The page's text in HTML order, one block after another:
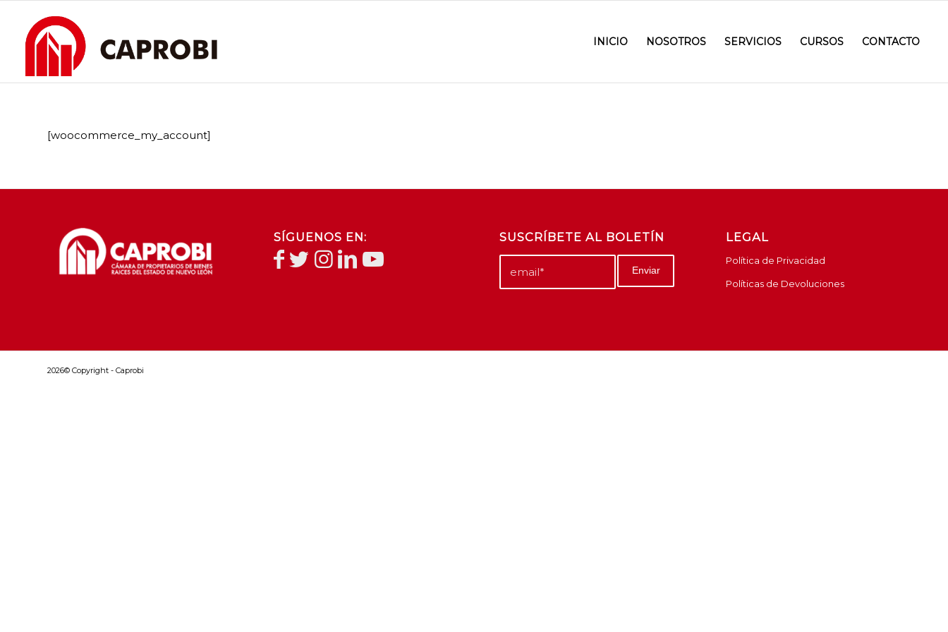
INICIO NOSOTROS SERVICIOS CURSOS CONTACTO
[woocommerce_my_account]
SÍGUENOS EN: SUSCRÍBETE AL BOLETÍN LEGAL
Política de Privacidad
Políticas de Devoluciones
2026© Copyright - Caprobi